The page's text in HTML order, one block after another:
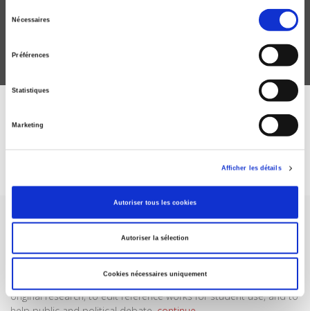
Nécessaires
Préférences
Statistiques
Marketing
Afficher les détails
Autoriser tous les cookies
Autoriser la sélection
Cookies nécessaires uniquement
SCIENCES PO UNIVERSITY PRESS has a threefold role: to publish
original research, to edit reference works for student use, and to